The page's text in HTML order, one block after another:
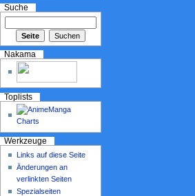
Suche
Nakama
Toplists
Werkzeuge
Links auf diese Seite
Änderungen an
verlinkten Seiten
Spezialseiten